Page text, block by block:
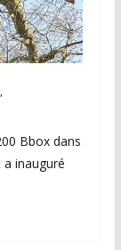
,
Bbox dans
inauguré